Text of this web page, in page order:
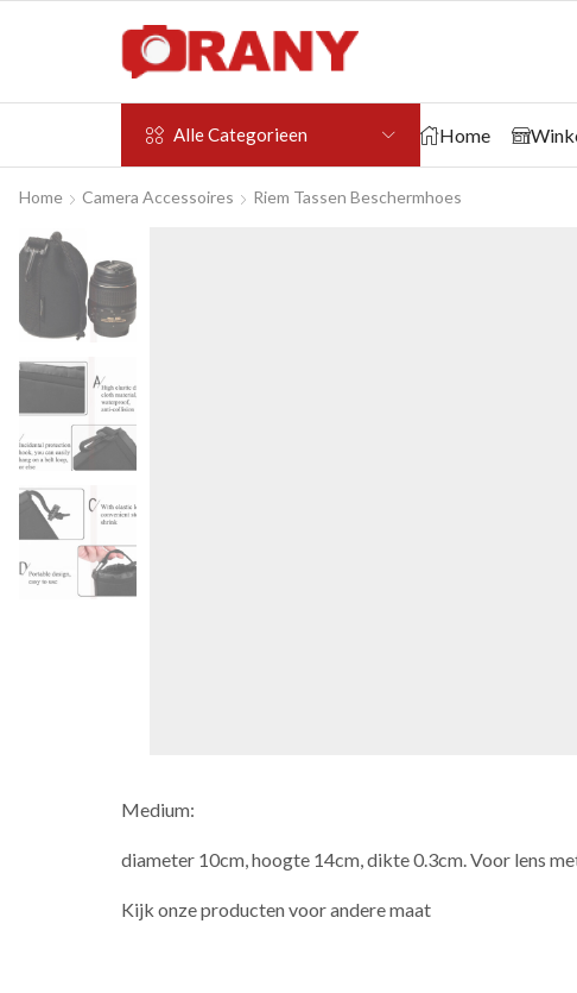
Alle Categorieen Home
Home Camera Accessoires Riem Tassen Beschermhoes
Medium:
diameter 10cm, hoogte 14cm, dikte 0.3cm. Voor lens
Kijk onze producten voor andere maat